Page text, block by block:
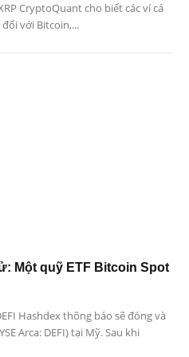
CryptoQuant cho biết các ví cá
với Bitcoin,...
Một quỹ ETF Bitcoin Spot
Hashdex thông báo sẽ đóng và
Arca: DEFI) tại Mỹ. Sau khi